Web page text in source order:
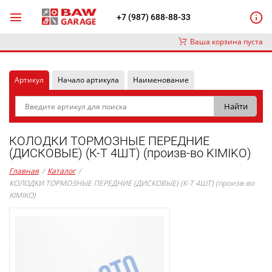
+7 (987) 688-88-33
Ваша корзина пуста
Артикул Начало артикула Наименование
КОЛОДКИ ТОРМОЗНЫЕ ПЕРЕДНИЕ
(ДИСКОВЫЕ) (К-Т 4ШТ) (произв-во KIMIKO)
Главная / Каталог /
КОЛОДКИ ТОРМОЗНЫЕ ПЕРЕДНИЕ (ДИСКОВЫЕ) (К-Т 4ШТ) (произв-во
KIMIKO)